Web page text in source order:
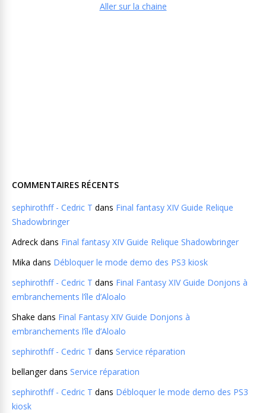
Aller sur la chaine
COMMENTAIRES RÉCENTS
sephirothff - Cedric T dans Final fantasy XIV Guide Relique
Shadowbringer
Adreck dans Final fantasy XIV Guide Relique Shadowbringer
Mika dans Débloquer le mode demo des PS3 kiosk
sephirothff - Cedric T dans Final Fantasy XIV Guide Donjons à
embranchements l’île d’Aloalo
Shake dans Final Fantasy XIV Guide Donjons à
embranchements l’île d’Aloalo
sephirothff - Cedric T dans Service réparation
bellangerdans Service réparation
sephirothff - Cedric T dans Débloquer le mode demo des PS3
kiosk